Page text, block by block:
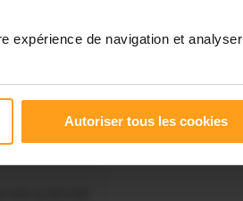
expérience de navigation et analyser
Autoriser tous les cookies
à 00:00
à 00:00